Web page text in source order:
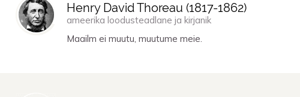
Henry David Thoreau (1817-1862)
ameerika loodusteadlane ja kirjanik
Maailm ei muutu, muutume meie.